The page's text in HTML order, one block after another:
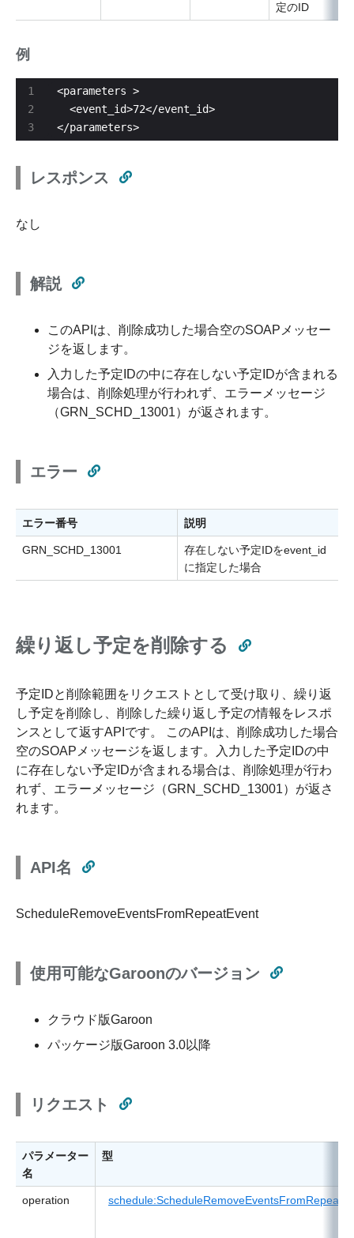
定のID
例
3
</parameters>
レスポンス
なし
解説
このAPIは、削除成功した場合空のSOAPメッセー
ジを返します。
入力した予定IDの中に存在しない予定IDが含まれる
場合は、削除処理が行われず、エラーメッセージ
（GRN_SCHD_13001）が返されます。
エラー
エラー番号 説明
GRN_SCHD_13001
存在しない予定IDをevent_id
に指定した場合
繰り返し予定を削除する
予定IDと削除範囲をリクエストとして受け取り、繰り返
し予定を削除し、削除した繰り返し予定の情報をレスポ
ンスとして返すAPIです。 このAPIは、削除成功した場合
空のSOAPメッセージを返します。入力した予定IDの中
に存在しない予定IDが含まれる場合は、削除処理が行わ
れず、エラーメッセージ（GRN_SCHD_13001）が返さ
れます。
API名
ScheduleRemoveEventsFromRepeatEvent
使用可能なGaroonのバージョン
クラウド版Garoon
パッケージ版Garoon 3.0以降
リクエスト
パラメーター
名
型
operation